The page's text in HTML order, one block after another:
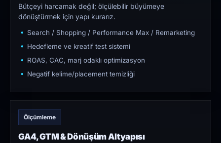
Bütçeyi harcamak değil; ölçülebilir büyümeye
dönüştürmek için yapı kurarız.
Search / Shopping / Performance Max / Remarketing
Hedefleme ve kreatif test sistemi
ROAS, CAC, marj odaklı optimizasyon
Negatif kelime/placement temizliği
Ölçümleme
GA4, GTM & Dönüşüm Altyapısı